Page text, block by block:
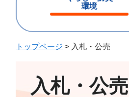
環境
じ
トップページ > 入札・公売
入札・公売